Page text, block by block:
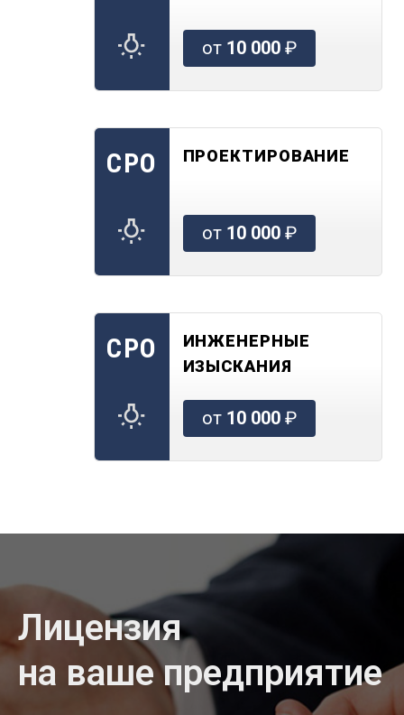
от 10 000₽
СРО ПРОЕКТИРОВАНИЕ
от 10 000₽
СРО
ИНЖЕНЕРНЫЕ
ИЗЫСКАНИЯ
от 10 000₽
Лицензия
на ваше предприятие